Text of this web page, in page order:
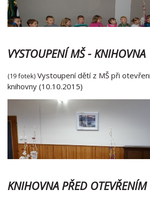
VYSTOUPENÍ MŠ - KNIHOVNA
(19 fotek) Vystoupení dětí z MŠ při
knihovny (10.10.2015)
KNIHOVNA PŘED OTEVŘENÍM